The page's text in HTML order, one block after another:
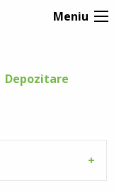
Meniu
Depozitare